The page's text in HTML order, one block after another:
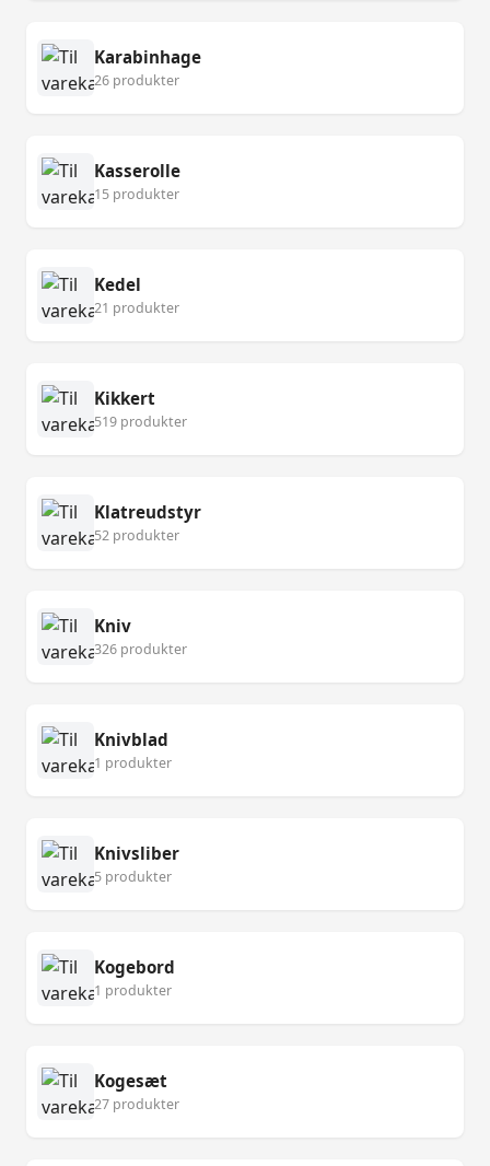
Karabinhage
26 produkter
Kasserolle
15 produkter
Kedel
21 produkter
Kikkert
519 produkter
Klatreudstyr
52 produkter
Kniv
326 produkter
Knivblad
1 produkter
Knivsliber
5 produkter
Kogebord
1 produkter
Kogesæt
27 produkter